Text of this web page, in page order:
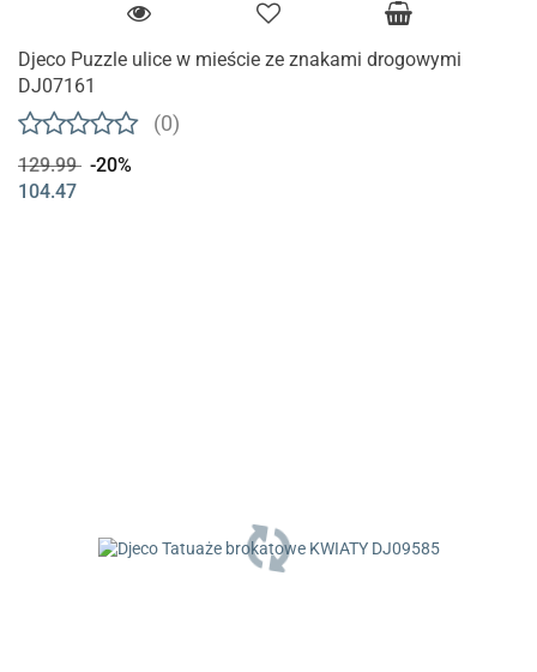
Djeco Puzzle ulice w mieście ze znakami drogowymi
DJ07161
(0)
129.99 -20%
104.47